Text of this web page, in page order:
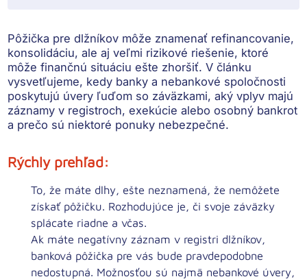
Pôžička pre dlžníkov môže znamenať refinancovanie,
konsolidáciu, ale aj veľmi rizikové riešenie, ktoré
môže finančnú situáciu ešte zhoršiť. V článku
vysvetľujeme, kedy banky a nebankové spoločnosti
poskytujú úvery ľuďom so záväzkami, aký vplyv majú
záznamy v registroch, exekúcie alebo osobný bankrot
a prečo sú niektoré ponuky nebezpečné.
Rýchly prehľad:
To, že máte dlhy, ešte neznamená, že nemôžete
získať pôžičku. Rozhodujúce je, či svoje záväzky
splácate riadne a včas.
Ak máte negatívny záznam v registri dlžníkov,
banková pôžička pre vás bude pravdepodobne
nedostupná. Možnosťou sú najmä nebankové úvery,